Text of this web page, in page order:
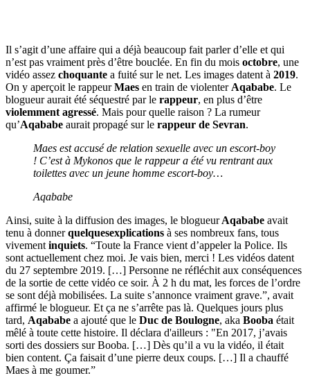
Il s’agit d’une affaire qui a déjà beaucoup fait parler d’elle et qui
n’est pas vraiment près d’être bouclée. En fin du mois octobre, une
vidéo assez choquante a fuité sur le net. Les images datent à 2019.
On y aperçoit le rappeurMaes en train de violenter Aqababe. Le
blogueur aurait été séquestré par le rappeur, en plus d’être
violemment agressé. Mais pour quelle raison ? La rumeur
qu’Aqababe aurait propagé sur le rappeur de Sevran.
Maes est accusé de relation sexuelle avec un escort-boy
! C’est à Mykonos que le rappeur a été vu rentrant aux
toilettes avec un jeune homme escort-boy…
Aqababe
Ainsi, suite à la diffusion des images, le blogueurAqababe avait
tenu à donnerquelquesexplications à ses nombreux fans, tous
vivement inquiets. “Toute la France vient d’appeler la Police. Ils
sont actuellement chez moi. Je vais bien, merci ! Les vidéos datent
du 27 septembre 2019. […] Personne ne réfléchit aux conséquences
de la sortie de cette vidéo ce soir. À 2 h du mat, les forces de l’ordre
se sont déjà mobilisées. La suite s’annonce vraiment grave.”, avait
affirmé le blogueur. Et ça ne s’arrête pas là. Quelques jours plus
tard, Aqababe a ajouté que le Duc de Boulogne, aka Booba était
mêlé à toute cette histoire. Il déclara d'ailleurs : "En 2017, j’avais
sorti des dossiers sur Booba. […] Dès qu’il a vu la vidéo, il était
bien content. Ça faisait d’une pierre deux coups. […] Il a chauffé
Maes à me goumer.”